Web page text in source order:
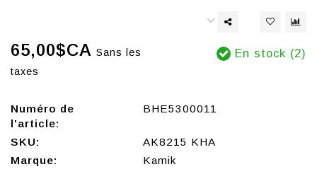
65,00$CA Sans les
taxes
En stock (2)
Numéro de
l'article:
BHE5300011
SKU:
AK8215 KHA
Marque:
Kamik